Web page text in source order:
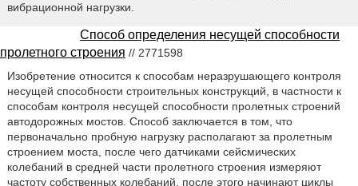
вибрационной нагрузки.
Способ определения несущей способности
пролетного строения // 2771598
Изобретение относится к способам неразрушающего контроля
несущей способности строительных конструкций, в частности к
способам контроля несущей способности пролетных строений
автодорожных мостов. Cпособ заключается в том, что
первоначально пробную нагрузку располагают за пролетным
строением моста, после чего датчиками сейсмических
колебаний в средней части пролетного строения измеряют
частоту собственных колебаний, после этого начинают циклы